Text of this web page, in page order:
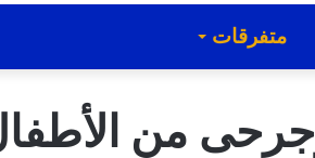
متفرقات
وجرحى من